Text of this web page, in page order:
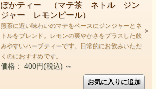
ぽかティー （マテ茶 ネトル ジン
ジャー レモンピール）
煎茶に近い味わいのマテをベースにジンジャーとネ
トルをブレンド。レモンの爽やかさをプラスした飲
みやすいハーブティーです。日常的にお飲みいただ
くのにおすすめです。
価格： 400円(税込) ～